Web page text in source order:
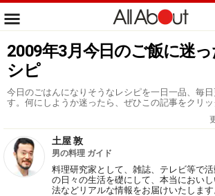
2009年3月今日のご飯に迷
シピ
今日のごはんになりそうなレシピを一日一品、毎
す。何にしようか迷ったら、ぜひこの記事をクリッ
土屋 敦
男の料理 ガイド
料理研究家として、雑誌、テレビ等で
の日々の生活を礎にして、本当におい
法などリアルな情報をお届けいたします